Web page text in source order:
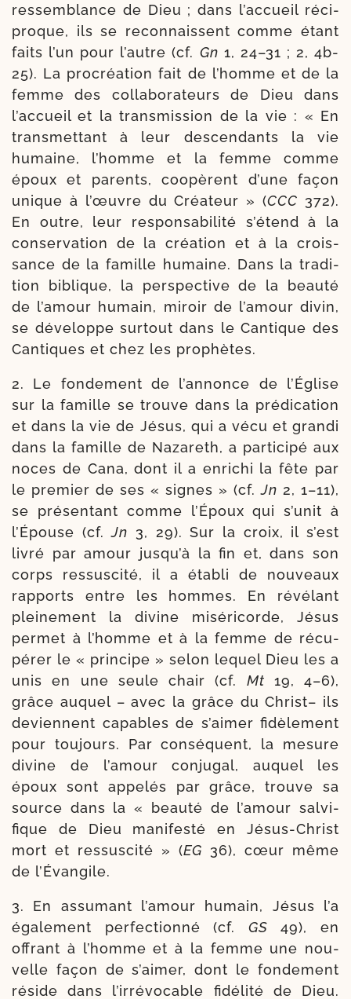
res­sem­blance de Dieu ; dans l’accueil réci­
proque, ils se recon­naissent comme étant
faits l’un pour l’autre (cf. Gn 1, 24–31 ; 2, 4b-​
25). La pro­créa­tion fait de l’homme et de la
femme des col­la­bo­ra­teurs de Dieu dans
l’accueil et la trans­mis­sion de la vie : « En
trans­met­tant à leur des­cen­dants la vie
humaine, l’homme et la femme comme
époux et parents, coopèrent d’une façon
unique à l’œuvre du Créateur » (CCC 372).
En outre, leur res­pon­sa­bi­li­té s’étend à la
conser­va­tion de la créa­tion et à la crois­
sance de la famille humaine. Dans la tra­di­
tion biblique, la pers­pec­tive de la beau­té
de l’amour humain, miroir de l’amour divin,
se déve­loppe sur­tout dans le Cantique des
Cantiques et chez les prophètes.
2. Le fon­de­ment de l’annonce de l’Église
sur la famille se trouve dans la pré­di­ca­tion
et dans la vie de Jésus, qui a vécu et gran­di
dans la famille de Nazareth, a par­ti­ci­pé aux
noces de Cana, dont il a enri­chi la fête par
le pre­mier de ses « signes » (cf.Jn 2, 1–11),
se pré­sen­tant comme l’Époux qui s’unit à
l’Épouse (cf.Jn 3, 29). Sur la croix, il s’est
livré par amour jusqu’à la fin et, dans son
corps res­sus­ci­té, il a éta­bli de nou­veaux
rap­ports entre les hommes. En révé­lant
plei­ne­ment la divine misé­ri­corde, Jésus
per­met à l’homme et à la femme de récu­
pé­rer le « prin­cipe » selon lequel Dieu les a
unis en une seule chair (cf. Mt 19, 4–6),
grâce auquel – avec la grâce du Christ– ils
deviennent capables de s’aimer fidè­le­ment
pour tou­jours. Par consé­quent, la mesure
divine de l’amour conju­gal, auquel les
époux sont appe­lés par grâce, trouve sa
source dans la « beau­té de l’amour sal­vi­
fique de Dieu mani­fes­té en Jésus-​Christ
mort et res­sus­ci­té » (EG 36), cœur même
de l’Évangile.
3. En assu­mant l’amour humain, Jésus l’a
éga­le­ment per­fec­tion­né (cf. GS 49), en
offrant à l’homme et à la femme une nou­
velle façon de s’aimer, dont le fon­de­ment
réside dans l’irrévocable fidé­li­té de Dieu.